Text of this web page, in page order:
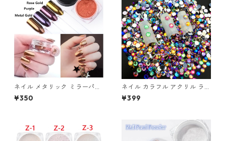
ネイル メタリック ミラーパウ
ダー デコレーション ミラーネ
イル セルフネイル ネイルアー
¥350
ネイル カラフル アクリル ライ
ンストーン カラーストーン ラ
ウンドストーン クリスタル 12
¥399